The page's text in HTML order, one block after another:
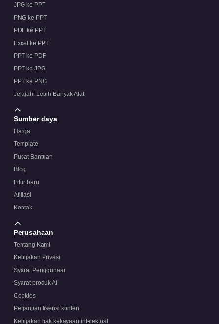
JPG ke PPT
PNG ke PPT
PDF ke PPT
Excel ke PPT
PPT ke PDF
PPT ke JPG
PPT ke PNG
Jelajahi Lebih Banyak Alat
Sumber daya
Harga
Template
Pusat Bantuan
Blog
Fitur baru
Afiliasi
Kontak
Perusahaan
Tentang Kami
Kebijakan Privasi
Syarat Penggunaan
Syarat produk AI
Cookies
Perjanjian lisensi konten
Kebijakan hak kekayaan intelektual